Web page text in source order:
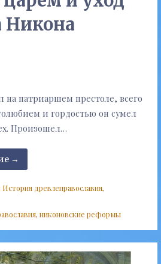
Никона
на патриаршем престоле, всего
и гордостью он сумел
Произошел…
→
История древлеправославия,
, никоновские реформы